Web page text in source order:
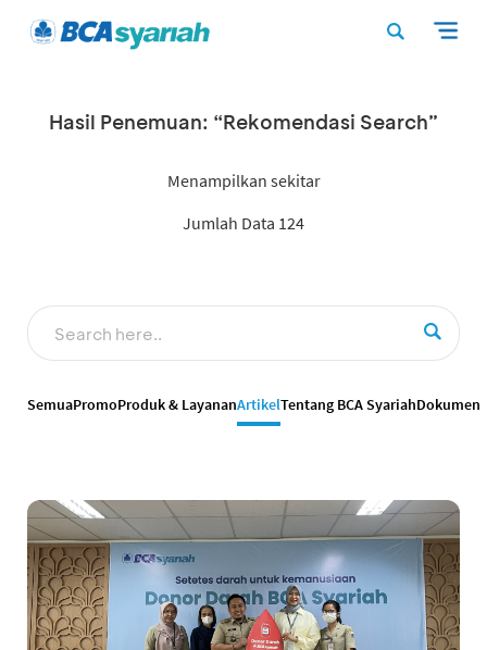
Hasil Penemuan: “Rekomendasi Search”
Menampilkan sekitar
Jumlah Data 124
SemuaPromoProduk & LayananArtikelTentang BCA SyariahDokumen